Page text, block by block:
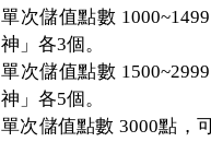
單次儲值點數
神」各3個。
單次儲值點數
神」各5個。
單次儲值點數 3000點，